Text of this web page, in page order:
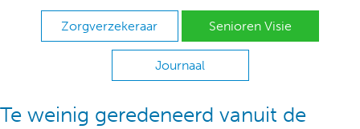
Zorgverzekeraar Senioren Visie
Journaal
Te weinig geredeneerd vanuit de